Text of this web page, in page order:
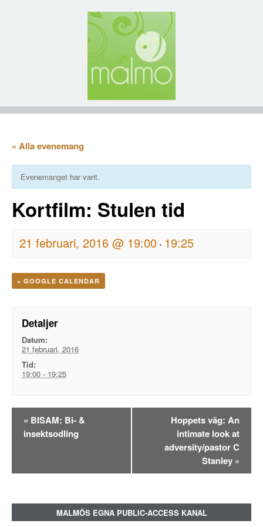
« Alla evenemang
Evenemanget har varit.
Kortfilm: Stulen tid
21 februari, 2016 @ 19:00- 19:25
+ GOOGLE CALENDAR
Detaljer
Datum:
21 februari, 2016
Tid:
19:00 - 19:25
Evenemangsnavigation
« BISAM: Bi- &
insektsodling
Hoppets väg: An
intimate look at
adversity/pastor C
Stanley »
MALMÖS EGNA PUBLIC-ACCESS KANAL